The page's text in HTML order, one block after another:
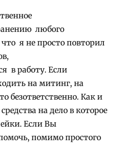
любого
я не просто повторил
в работу. Если
на митинг, на
безответственно. Как и
на дело в которое
Если Вы
помимо простого